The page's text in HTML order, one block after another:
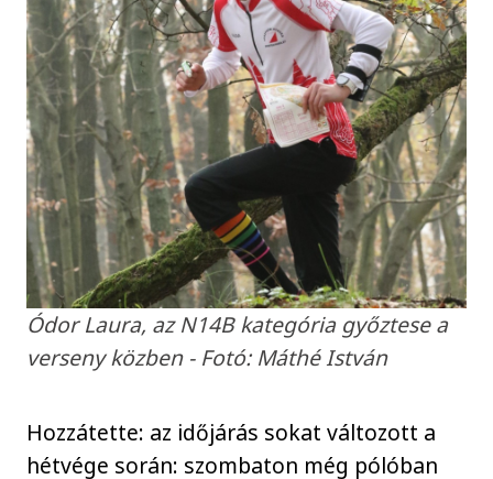
Ódor Laura, az N14B kategória győztese a
verseny közben - Fotó: Máthé István
Hozzátette: az időjárás sokat változott a
hétvége során: szombaton még pólóban